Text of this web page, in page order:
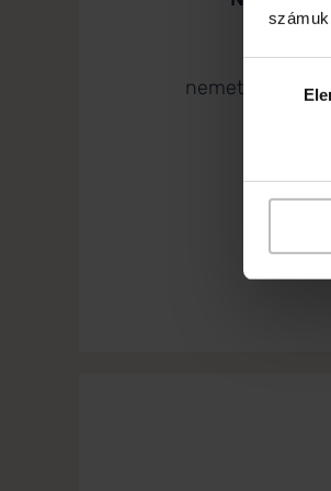
+36 30